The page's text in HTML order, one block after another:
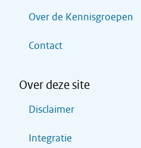
Over de Kennisgroepen
Contact
Over deze site
Disclaimer
Integratie